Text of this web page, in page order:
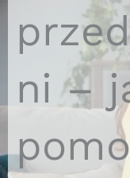
ni –